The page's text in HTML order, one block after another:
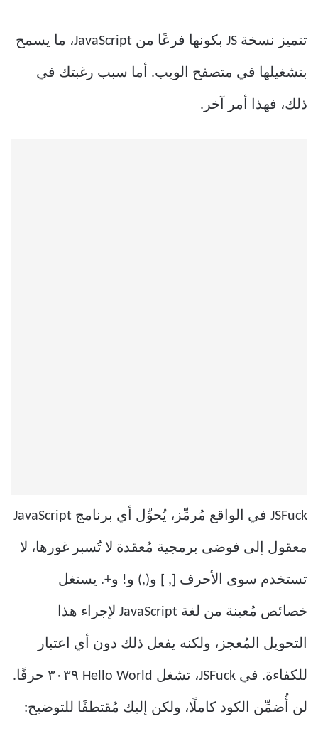
تتميز نسخة JS بكونها فرعًا من JavaScript، ما يسمح
بتشغيلها في متصفح الويب. أما سبب رغبتك في
ذلك، فهذا أمر آخر.
JSFuck في الواقع مُرمِّز، يُحوِّل أي برنامج JavaScript
معقول إلى فوضى برمجية مُعقدة لا تُسبر غورها، لا
تستخدم سوى الأحرف [, ] و(,) و! و+. يستغل
خصائص مُعينة من لغة JavaScript لإجراء هذا
التحويل المُعجز، ولكنه يفعل ذلك دون أي اعتبار
للكفاءة. في JSFuck، تشغل Hello World ٣٠٣٩ حرفًا.
لن أُضمِّن الكود كاملًا، ولكن إليك مُقتطفًا للتوضيح: